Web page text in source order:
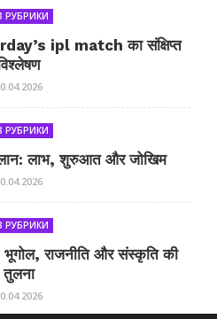
РУБРИКИ
ipl match का संक्षिप्त
РУБРИКИ
लाभ, शुरुआत और जोखिम
РУБРИКИ
राजनीति और संस्कृति की
तुलना